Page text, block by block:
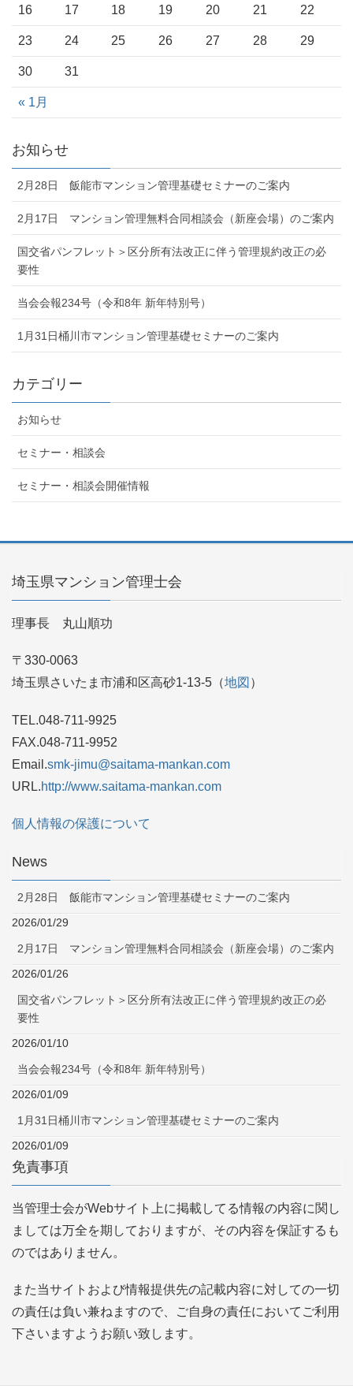
« 1月
16 17 18 19 20 21 22
23 24 25 26 27 28 29
30 31
お知らせ
2月28日 飯能市マンション管理基礎セミナーのご案内
2月17日 マンション管理無料合同相談会（新座会場）のご案内
国交省パンフレット＞区分所有法改正に伴う管理規約改正の必
要性
当会会報234号（令和8年 新年特別号）
1月31日桶川市マンション管理基礎セミナーのご案内
カテゴリー
お知らせ
セミナー・相談会
セミナー・相談会開催情報
埼玉県マンション管理士会
理事長 丸山順功
〒330-0063
埼玉県さいたま市浦和区高砂1-13-5（地図 ）
TEL.048-711-9925
FAX.048-711-9952
Email.smk-jimu@saitama-mankan.com
URL.http://www.saitama-mankan.com
個人情報の保護について
News
2月28日 飯能市マンション管理基礎セミナーのご案内
2026/01/29
2月17日 マンション管理無料合同相談会（新座会場）のご案内
2026/01/26
国交省パンフレット＞区分所有法改正に伴う管理規約改正の必
要性
2026/01/10
当会会報234号（令和8年 新年特別号）
2026/01/09
1月31日桶川市マンション管理基礎セミナーのご案内
2026/01/09
免責事項
当管理士会がWebサイト上に掲載してる情報の内容に関し
ましては万全を期しておりますが、その内容を保証するも
のではありません。
また当サイトおよび情報提供先の記載内容に対しての一切
の責任は負い兼ねますので、ご自身の責任においてご利用
下さいますようお願い致します。